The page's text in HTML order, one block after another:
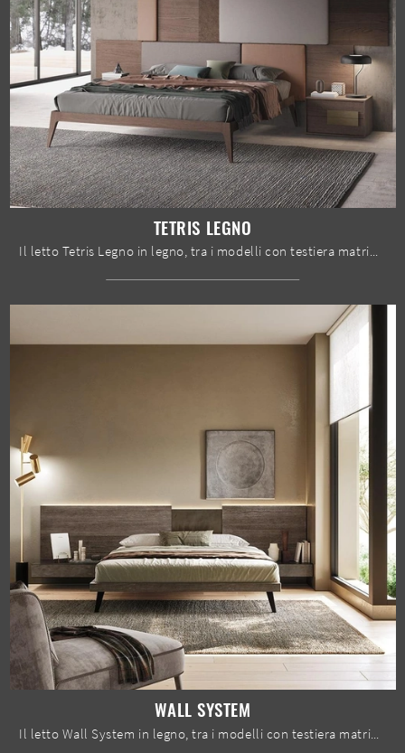
TETRIS LEGNO
Il letto Tetris Legno in legno, tra i modelli con testiera matrimoniali design di Mobilgam, è ideale per garantirti il sonno più profondo.
WALL SYSTEM